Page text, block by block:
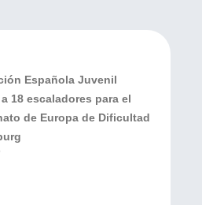
Española Juvenil
18 escaladores para el
de Europa de Dificultad